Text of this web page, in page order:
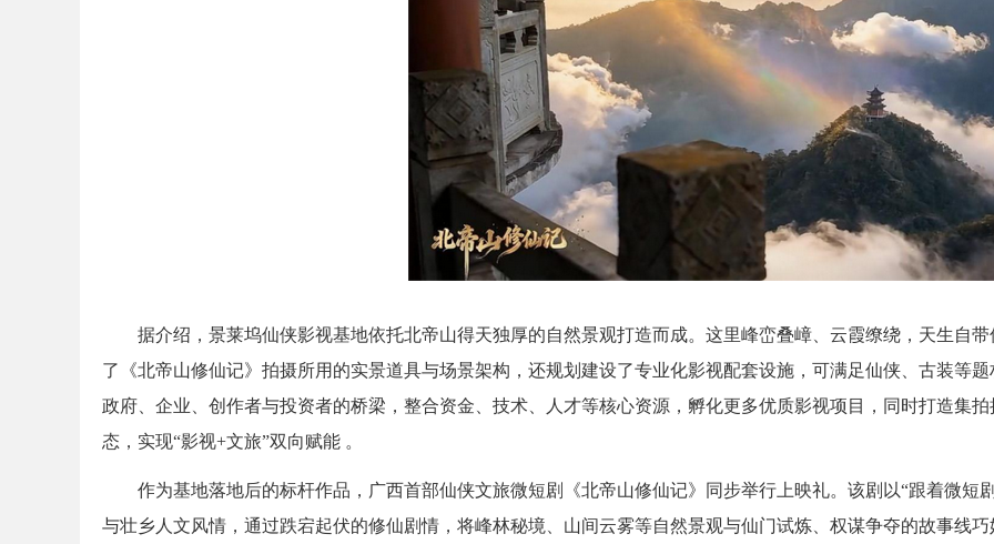
据介绍，景莱坞仙侠影视基地依托北帝山得天独厚的自然景观打造而成。这里峰峦叠嶂、云霞缭绕，天生自
了《北帝山修仙记》拍摄所用的实景道具与场景架构，还规划建设了专业化影视配套设施，可满足仙侠、古装等
政府、企业、创作者与投资者的桥梁，整合资金、技术、人才等核心资源，孵化更多优质影视项目，同时打造集
态，实现“影视+文旅”双向赋能 。
作为基地落地后的标杆作品，广西首部仙侠文旅微短剧《北帝山修仙记》同步举行上映礼。该剧以“跟着微短
与壮乡人文风情，通过跌宕起伏的修仙剧情，将峰林秘境、山间云雾等自然景观与仙门试炼、权谋争夺的故事线